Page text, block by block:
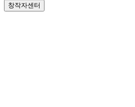
창작자센터